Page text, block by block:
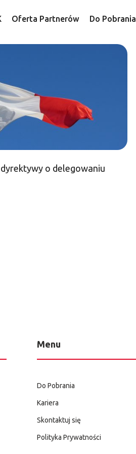
Oferta Partnerów Do Pobrania
o delegowaniu
Menu
Do Pobrania
Kariera
Skontaktuj się
Polityka Prywatności